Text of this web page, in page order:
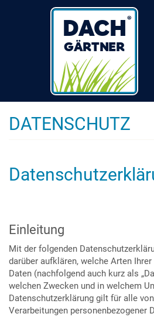
DATENSCHUTZ
Einleitung
Mit der folgenden
darüber aufklären, welche Arten
Daten (nachfolgend auch kurz als
welchen Zwecken und in welchem
Datenschutzerklärung gilt für alle
Verarbeitungen personenbezogener